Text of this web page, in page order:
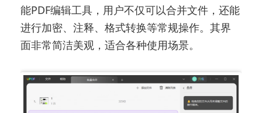
能PDF编辑工具，用户不仅可以合并文件，还能
进行加密、注释、格式转换等常规操作。其界
面非常简洁美观，适合各种使用场景。